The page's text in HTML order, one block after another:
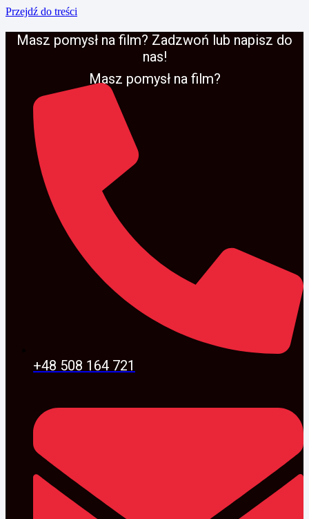
Przejdź do treści
Masz pomysł na film? Zadzwoń lub napisz do
nas!
Masz pomysł na film?
+48 508 164 721